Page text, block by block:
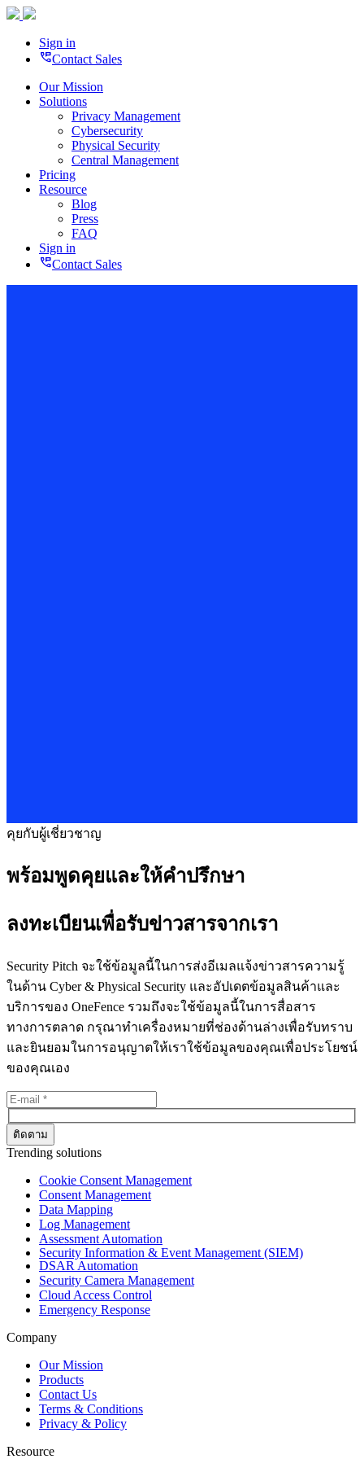
Sign in
perm_phone_msgContact Sales
Our Mission
Solutions
Privacy Management
Cybersecurity
Physical Security
Central Management
Pricing
Resource
Blog
Press
FAQ
Sign in
perm_phone_msgContact Sales
คุยกับผู้เชี่ยวชาญ
พร้อมพูดคุยและให้คำปรึกษา
ลงทะเบียนเพื่อรับข่าวสารจากเรา
Security Pitch จะใช้ข้อมูลนี้ในการส่งอีเมลแจ้งข่าวสารความรู้
ในด้าน Cyber & Physical Security และอัปเดตข้อมูลสินค้าและ
บริการของ OneFence รวมถึงจะใช้ข้อมูลนี้ในการสื่อสาร
ทางการตลาด กรุณาทำเครื่องหมายที่ช่องด้านล่างเพื่อรับทราบ
และยินยอมในการอนุญาตให้เราใช้ข้อมูลของคุณเพื่อประโยชน์
ของคุณเอง
Trending solutions
Cookie Consent Management
Consent Management
Data Mapping
Log Management
Assessment Automation
Security Information & Event Management (SIEM)
DSAR Automation
Security Camera Management
Cloud Access Control
Emergency Response
Company
Our Mission
Products
Contact Us
Terms & Conditions
Privacy & Policy
Resource